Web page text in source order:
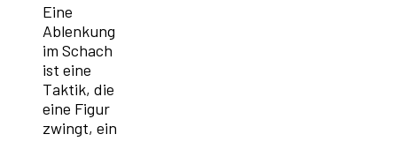
Eine
Ablenkung
im Schach
ist eine
Taktik, die
eine Figur
zwingt, ein